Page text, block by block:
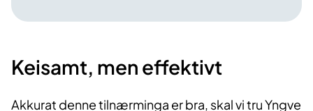
Keisamt, men effektivt
Akkurat denne tilnærminga er bra, skal vi tru Yngve